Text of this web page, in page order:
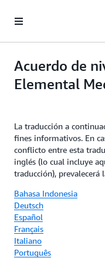
Acuerdo de
Elemental
La traducción a
fines informativos. En
conflicto entre esta
inglés (lo cual incluye
traducción), prevalecerá
Bahasa Indonesia
Deutsch
Español
Français
Italiano
Português